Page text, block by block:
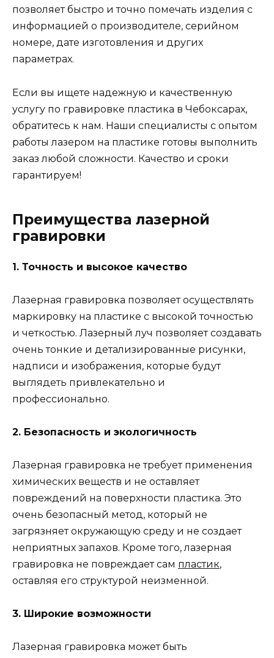
позволяет быстро и точно помечать изделия с
информацией о производителе, серийном
номере, дате изготовления и других
параметрах.
Если вы ищете надежную и качественную
услугу по гравировке пластика в Чебоксарах,
обратитесь к нам. Наши специалисты с опытом
работы лазером на пластике готовы выполнить
заказ любой сложности. Качество и сроки
гарантируем!
Преимущества лазерной
гравировки
1. Точность и высокое качество
Лазерная гравировка позволяет осуществлять
маркировку на пластике с высокой точностью
и четкостью. Лазерный луч позволяет создавать
очень тонкие и детализированные рисунки,
надписи и изображения, которые будут
выглядеть привлекательно и
профессионально.
2. Безопасность и экологичность
Лазерная гравировка не требует применения
химических веществ и не оставляет
повреждений на поверхности пластика. Это
очень безопасный метод, который не
загрязняет окружающую среду и не создает
неприятных запахов. Кроме того, лазерная
гравировка не повреждает сам пластик,
оставляя его структурой неизменной.
3. Широкие возможности
Лазерная гравировка может быть